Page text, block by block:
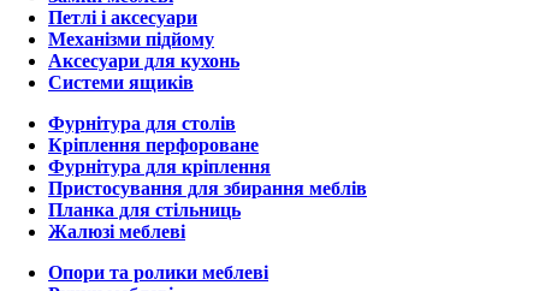
Петлі і аксесуари
Механізми підйому
Аксесуари для кухонь
Системи ящиків
Фурнітура для столів
Кріплення перфороване
Фурнітура для кріплення
Пристосування для збирання меблів
Планка для стільниць
Жалюзі меблеві
Опори та ролики меблеві